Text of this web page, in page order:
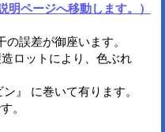
ページへ移動します。）
の誤差が御座います。
ロットにより、色ぶれ
』 に巻いて有ります。
です。